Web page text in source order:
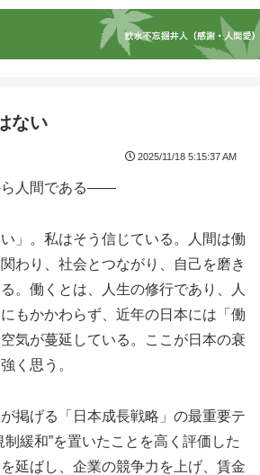
ない
2025/11/18 5:15:37 AM
人間である――
い」。私はそう信じている。人間は働
わり、社会とつながり、自己を磨き
。働くとは、人生の修行であり、人
もかかわらず、近年の日本には「働
気が蔓延している。ここが日本の衰
く思う。
掲げる「日本成長戦略」の最重要テ
制緩和”を置いたことを高く評価した
延ばし、企業の競争力を上げ、賃金